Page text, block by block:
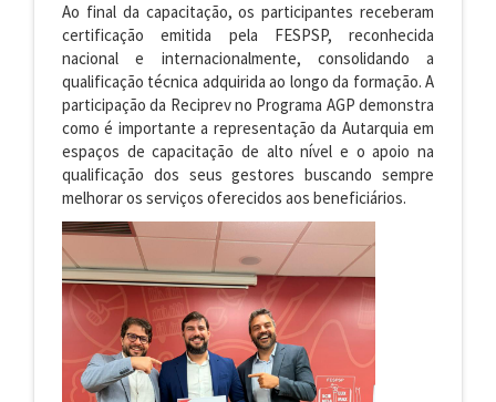
Ao final da capacitação, os participantes receberam
certificação emitida pela FESPSP, reconhecida
nacional e internacionalmente, consolidando a
qualificação técnica adquirida ao longo da formação. A
participação da Reciprev no Programa AGP demonstra
como é importante a representação da Autarquia em
espaços de capacitação de alto nível e o apoio na
qualificação dos seus gestores buscando sempre
melhorar os serviços oferecidos aos beneficiários.